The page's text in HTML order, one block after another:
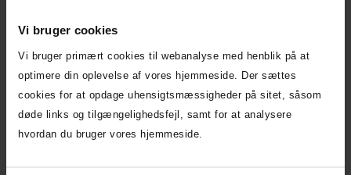
Vi bruger cookies
Vi bruger primært cookies til webanalyse med henblik på at
optimere din oplevelse af vores hjemmeside. Der sættes
cookies for at opdage uhensigtsmæssigheder på sitet, såsom
døde links og tilgængelighedsfejl, samt for at analysere
hvordan du bruger vores hjemmeside.
1242872 2100091
x 19
x 19
lysning:
2,89
Grå
1242873 2100092
124 x
19 x
23
Maks.
lysning: